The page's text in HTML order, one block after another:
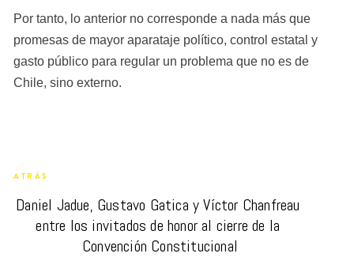
Por tanto, lo anterior no corresponde a nada más que
promesas de mayor aparataje político, control estatal y
gasto público para regular un problema que no es de
Chile, sino externo.
ATRÁS
Daniel Jadue, Gustavo Gatica y Víctor Chanfreau
entre los invitados de honor al cierre de la
Convención Constitucional